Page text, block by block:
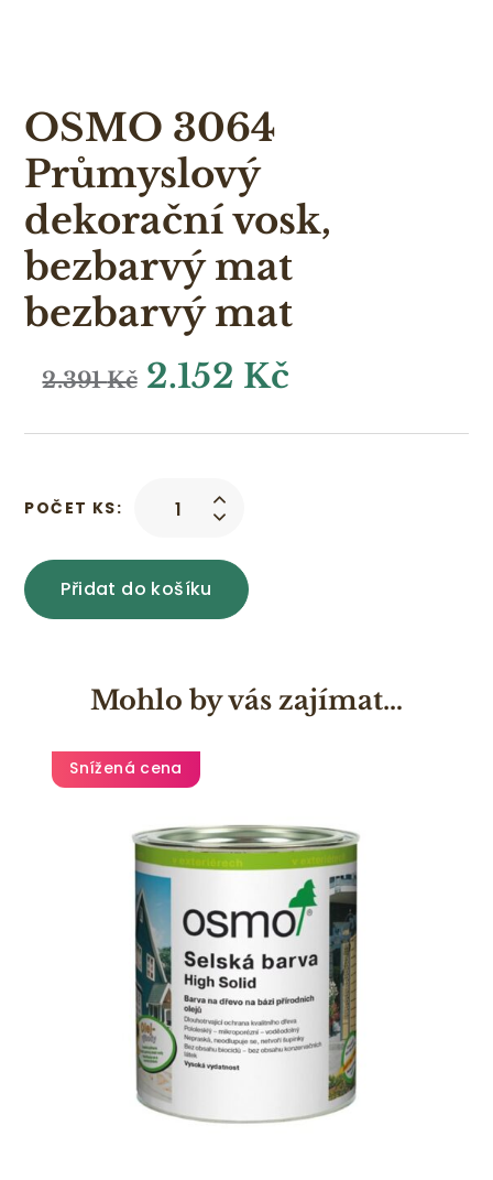
OSMO 3064
Průmyslový
dekorační vosk,
bezbarvý mat
bezbarvý mat
2.391Kč 2.152 Kč
POČET KS:
Přidat do košíku
Mohlo by vás zajímat…
Snížená cena